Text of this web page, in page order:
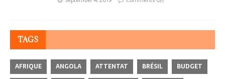
TAGS
AFRIQUE ANGOLA ATTENTAT BRÉSIL
BUDGET